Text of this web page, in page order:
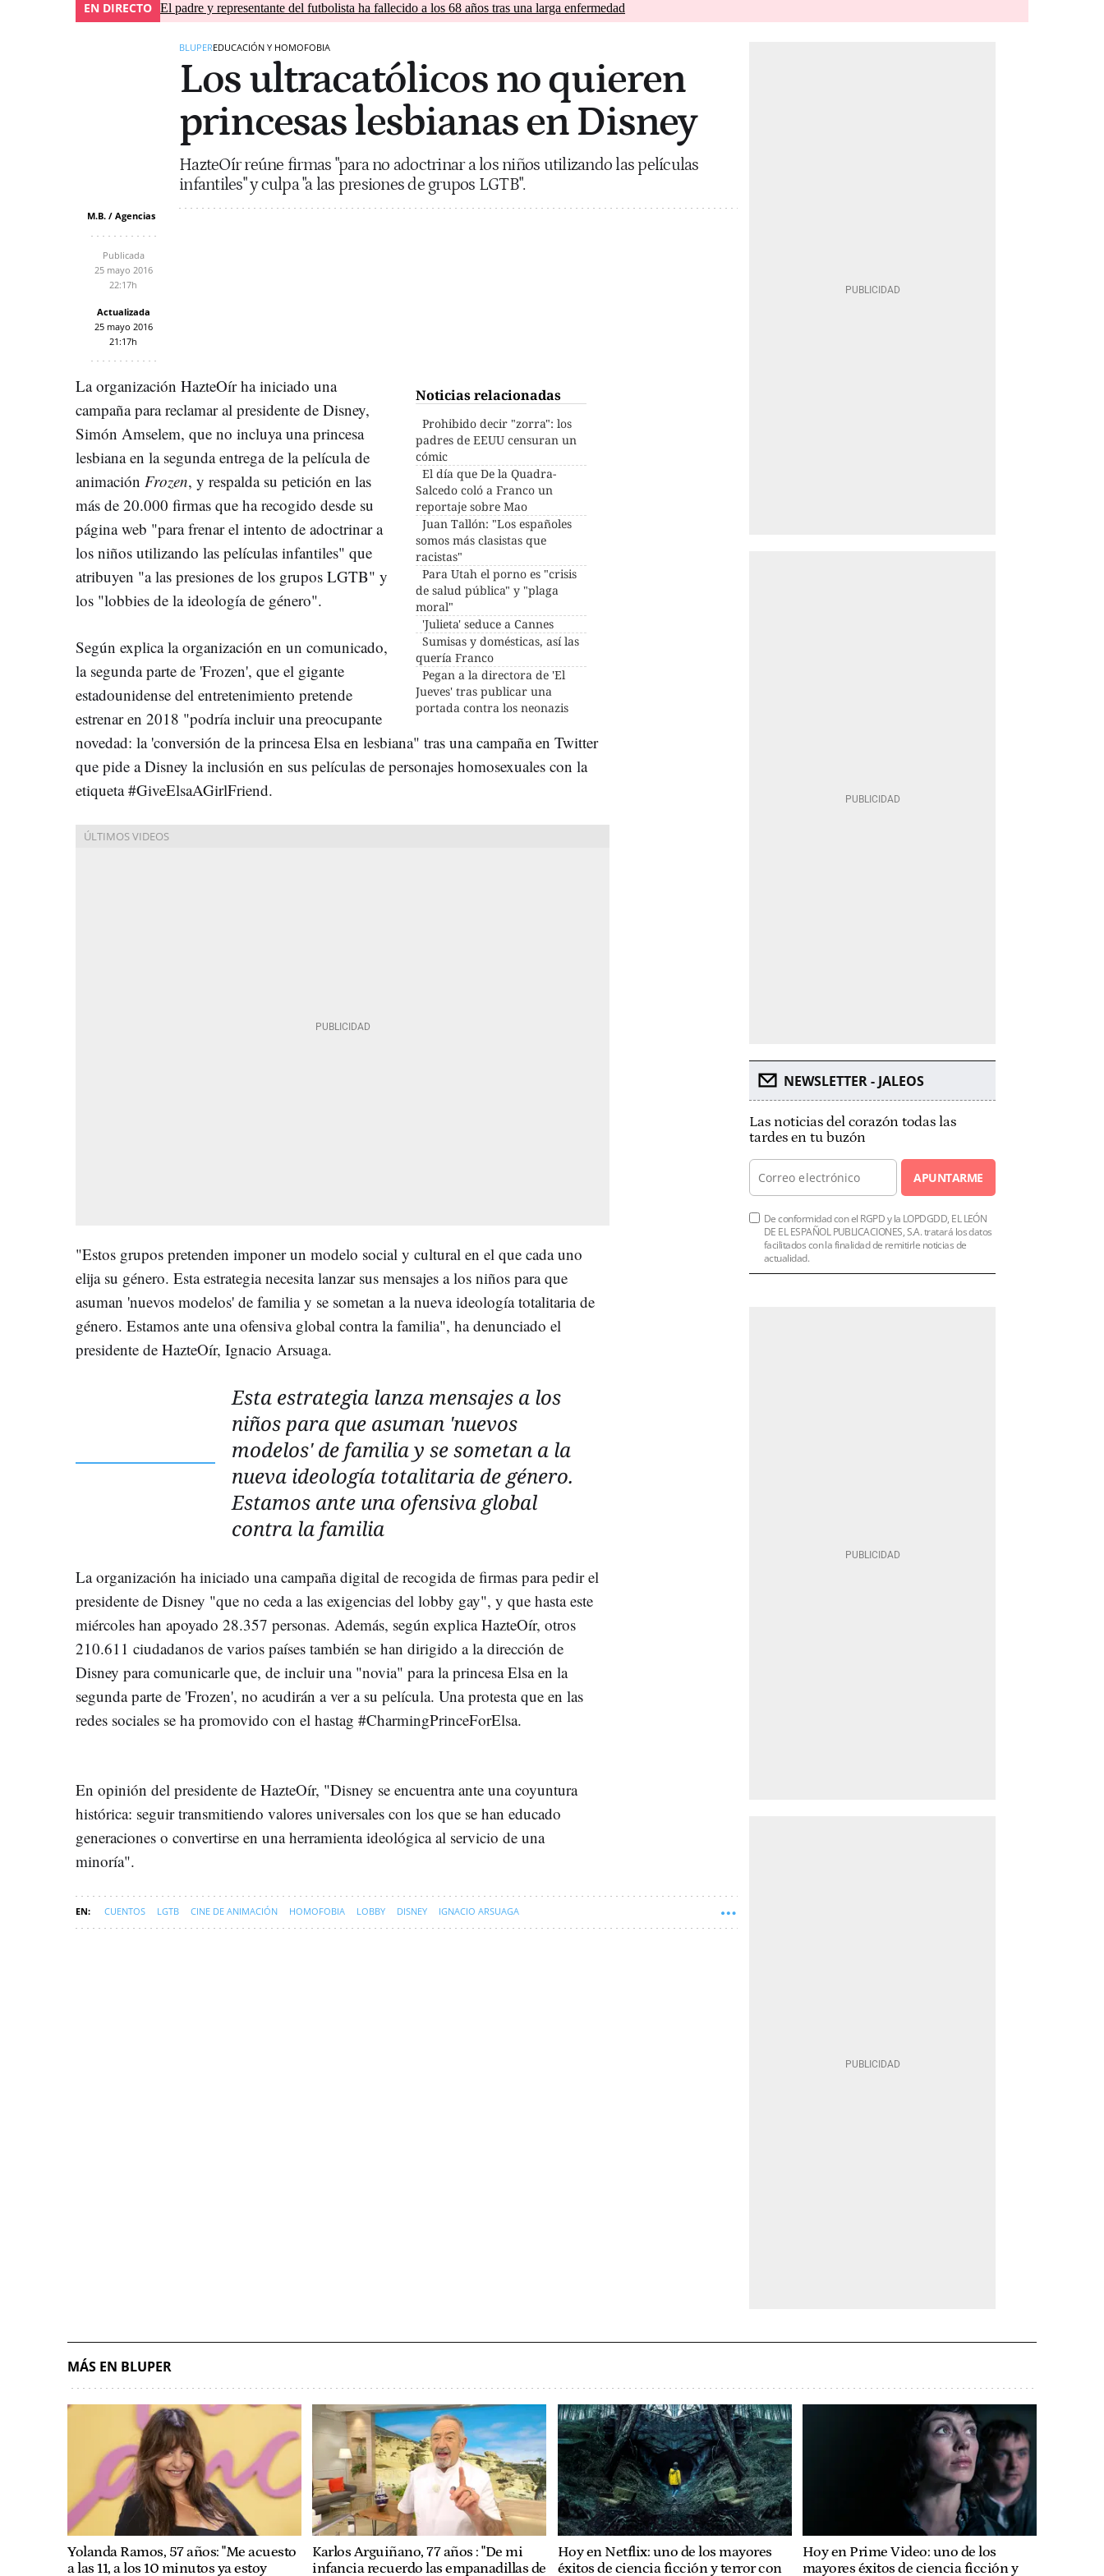
EN DIRECTO El padre y representante del futbolista ha fallecido a los 68 años tras una larga enfermedad
BLUPEREDUCACIÓN Y HOMOFOBIA
Los ultracatólicos no quieren
princesas lesbianas en Disney
HazteOír reúne firmas "para no adoctrinar a los niños utilizando las películas
infantiles" y culpa "a las presiones de grupos LGTB".
M.B. / Agencias
Publicada
25 mayo 2016
22:17h
Actualizada
25 mayo 2016
21:17h
Noticias relacionadas
Prohibido decir "zorra": los
padres de EEUU censuran un
cómic
El día que De la Quadra-
Salcedo coló a Franco un
reportaje sobre Mao
Juan Tallón: "Los españoles
somos más clasistas que
racistas"
Para Utah el porno es "crisis
de salud pública" y "plaga
moral"
'Julieta' seduce a Cannes
Sumisas y domésticas, así las
quería Franco
Pegan a la directora de 'El
Jueves' tras publicar una
portada contra los neonazis
La organización HazteOír ha iniciado una
campaña para reclamar al presidente de Disney,
Simón Amselem, que no incluya una princesa
lesbiana en la segunda entrega de la película de
animación Frozen, y respalda su petición en las
más de 20.000 firmas que ha recogido desde su
página web "para frenar el intento de adoctrinar a
los niños utilizando las películas infantiles" que
atribuyen "a las presiones de los grupos LGTB" y
los "lobbies de la ideología de género".
Según explica la organización en un comunicado,
la segunda parte de 'Frozen', que el gigante
estadounidense del entretenimiento pretende
estrenar en 2018 "podría incluir una preocupante
novedad: la 'conversión de la princesa Elsa en lesbiana" tras una campaña en Twitter
que pide a Disney la inclusión en sus películas de personajes homosexuales con la
etiqueta #GiveElsaAGirlFriend.
"Estos grupos pretenden imponer un modelo social y cultural en el que cada uno
elija su género. Esta estrategia necesita lanzar sus mensajes a los niños para que
asuman 'nuevos modelos' de familia y se sometan a la nueva ideología totalitaria de
género. Estamos ante una ofensiva global contra la familia", ha denunciado el
presidente de HazteOír, Ignacio Arsuaga.
Esta estrategia lanza mensajes a los
niños para que asuman 'nuevos
modelos' de familia y se sometan a la
nueva ideología totalitaria de género.
Estamos ante una ofensiva global
contra la familia
La organización ha iniciado una campaña digital de recogida de firmas para pedir el
presidente de Disney "que no ceda a las exigencias del lobby gay", y que hasta este
miércoles han apoyado 28.357 personas. Además, según explica HazteOír, otros
210.611 ciudadanos de varios países también se han dirigido a la dirección de
Disney para comunicarle que, de incluir una "novia" para la princesa Elsa en la
segunda parte de 'Frozen', no acudirán a ver a su película. Una protesta que en las
redes sociales se ha promovido con el hastag #CharmingPrinceForElsa.
En opinión del presidente de HazteOír, "Disney se encuentra ante una coyuntura
histórica: seguir transmitiendo valores universales con los que se han educado
generaciones o convertirse en una herramienta ideológica al servicio de una
minoría".
CUENTOS LGTB CINE DE ANIMACIÓN HOMOFOBIA LOBBY DISNEY IGNACIO ARSUAGA
NEWSLETTER - JALEOS
Las noticias del corazón todas las
tardes en tu buzón
APUNTARME
De conformidad con el RGPD y la LOPDGDD, EL LEÓN
DE EL ESPAÑOL PUBLICACIONES, S.A. tratará los datos
facilitados con la finalidad de remitirle noticias de
actualidad.
MÁS EN BLUPER
Yolanda Ramos, 57 años: "Me acuesto
a las 11, a los 10 minutos ya estoy
Karlos Arguiñano, 77 años : "De mi
infancia recuerdo las empanadillas de
Hoy en Netflix: uno de los mayores
éxitos de ciencia ficción y terror con
Hoy en Prime Video: uno de los
mayores éxitos de ciencia ficción y